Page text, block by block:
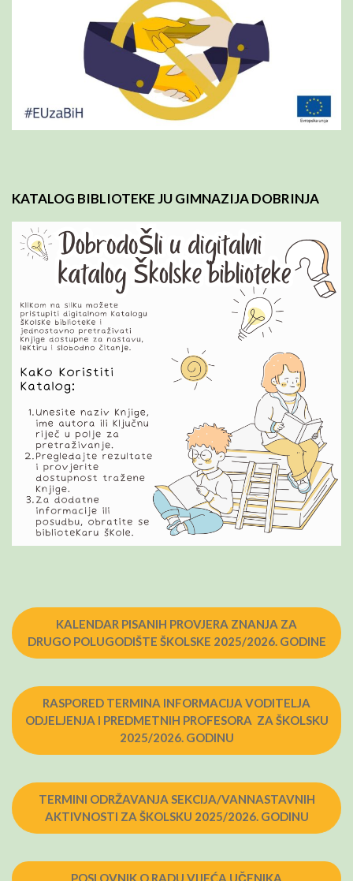
KATALOG BIBLIOTEKE JU GIMNAZIJA DOBRINJA
KALENDAR PISANIH PROVJERA ZNANJA ZA
DRUGO POLUGODIŠTE ŠKOLSKE 2025/2026. GODINE
RASPORED TERMINA INFORMACIJA VODITELJA
ODJELJENJA I PREDMETNIH PROFESORA ZA ŠKOLSKU
2025/2026. GODINU
TERMINI ODRŽAVANJA SEKCIJA/VANNASTAVNIH
AKTIVNOSTI ZA ŠKOLSKU 2025/2026. GODINU
POSLOVNIK O RADU VIJEĆA UČENIKA